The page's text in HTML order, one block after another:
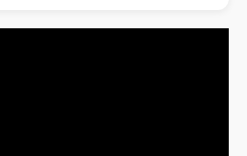
第2檔！今線上預約開賣一度塞車